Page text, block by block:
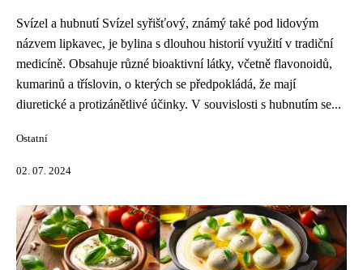
Svízel a hubnutí Svízel syřišťový, známý také pod lidovým
názvem lipkavec, je bylina s dlouhou historií využití v tradiční
medicíně. Obsahuje různé bioaktivní látky, včetně flavonoidů,
kumarinů a tříslovin, o kterých se předpokládá, že mají
diuretické a protizánětlivé účinky. V souvislosti s hubnutím se...
Ostatní
02. 07. 2024